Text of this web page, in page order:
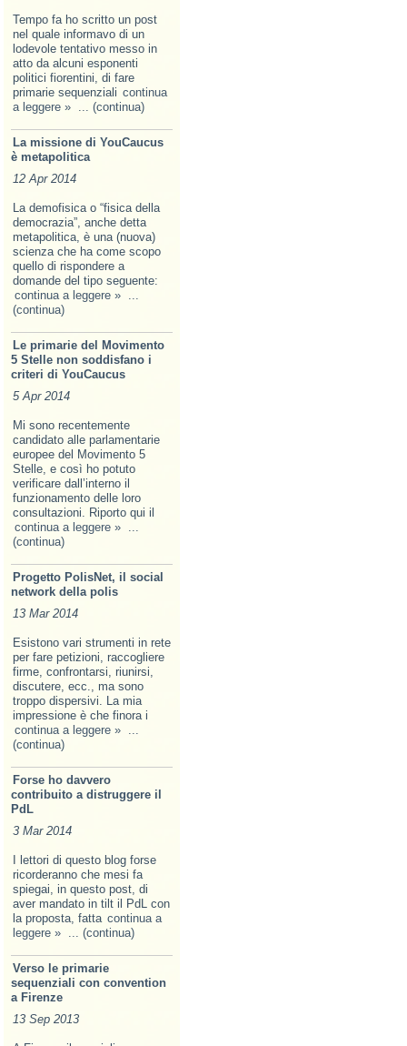
Tempo fa ho scritto un post
nel quale informavo di un
lodevole tentativo messo in
atto da alcuni esponenti
politici fiorentini, di fare
primarie sequenziali continua
a leggere » ... (continua)
La missione di YouCaucus
è metapolitica
12 Apr 2014
La demofisica o “fisica della
democrazia”, anche detta
metapolitica, è una (nuova)
scienza che ha come scopo
quello di rispondere a
domande del tipo seguente:
continua a leggere » ...
(continua)
Le primarie del Movimento
5 Stelle non soddisfano i
criteri di YouCaucus
5 Apr 2014
Mi sono recentemente
candidato alle parlamentarie
europee del Movimento 5
Stelle, e così ho potuto
verificare dall’interno il
funzionamento delle loro
consultazioni. Riporto qui il
continua a leggere » ...
(continua)
Progetto PolisNet, il social
network della polis
13 Mar 2014
Esistono vari strumenti in rete
per fare petizioni, raccogliere
firme, confrontarsi, riunirsi,
discutere, ecc., ma sono
troppo dispersivi. La mia
impressione è che finora i
continua a leggere » ...
(continua)
Forse ho davvero
contribuito a distruggere il
PdL
3 Mar 2014
I lettori di questo blog forse
ricorderanno che mesi fa
spiegai, in questo post, di
aver mandato in tilt il PdL con
la proposta, fatta continua a
leggere » ... (continua)
Verso le primarie
sequenziali con convention
a Firenze
13 Sep 2013